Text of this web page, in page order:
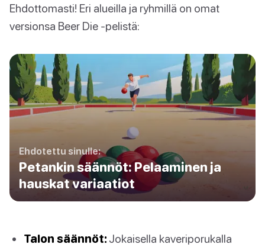
Ehdottomasti! Eri alueilla ja ryhmillä on omat
versionsa Beer Die -pelistä:
Ehdotettu sinulle:
Petankin säännöt: Pelaaminen ja
hauskat variaatiot
Talon säännöt: Jokaisella kaveriporukalla